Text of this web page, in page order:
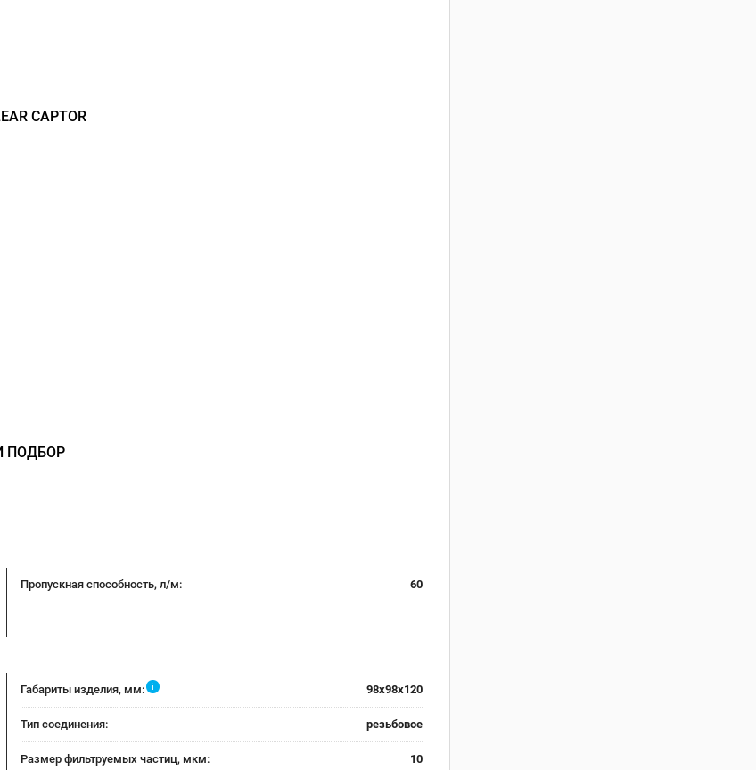
CAPTOR
ПОДБОР
Пропускная способность, л/м: 60
Габариты изделия, мм: i 98x98x120
Тип соединения: резьбовое
Размер фильтруемых частиц, мкм: 10